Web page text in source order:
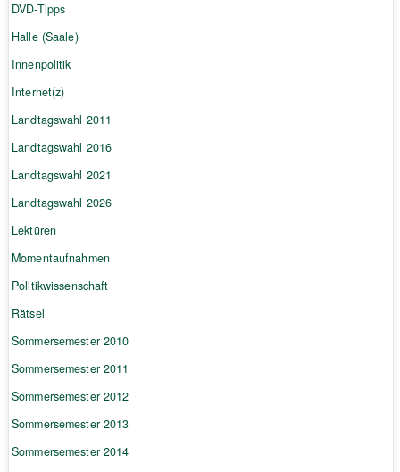
DVD-Tipps
Halle (Saale)
Innenpolitik
Internet(z)
Landtagswahl 2011
Landtagswahl 2016
Landtagswahl 2021
Landtagswahl 2026
Lektüren
Momentaufnahmen
Politikwissenschaft
Rätsel
Sommersemester 2010
Sommersemester 2011
Sommersemester 2012
Sommersemester 2013
Sommersemester 2014